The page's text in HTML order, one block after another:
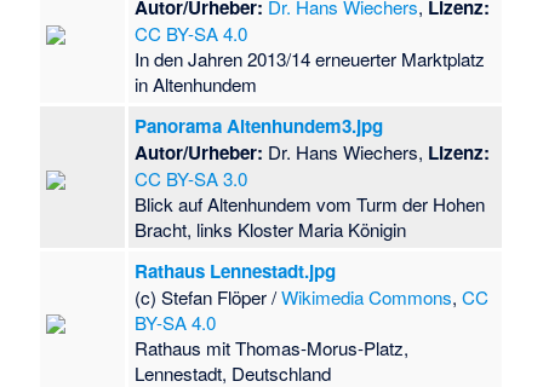
Autor/Urheber: Dr. Hans Wiechers, Lizenz:
CC BY-SA 4.0
In den Jahren 2013/14 erneuerter Marktplatz
in Altenhundem
Panorama Altenhundem3.jpg
Autor/Urheber: Dr. Hans Wiechers, Lizenz:
CC BY-SA 3.0
Blick auf Altenhundem vom Turm der Hohen
Bracht, links Kloster Maria Königin
Rathaus Lennestadt.jpg
(c) Stefan Flöper /Wikimedia Commons,CC
BY-SA 4.0
Rathaus mit Thomas-Morus-Platz,
Lennestadt, Deutschland